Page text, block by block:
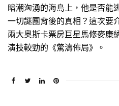
暗潮洶湧的海島上，他是否能
一切謎團背後的真相？這次要
兩大奧斯卡票房巨星馬修麥康
演技較勁的《驚濤佈局》。